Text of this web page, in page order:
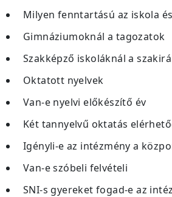
Milyen fenntartású az iskola
Gimnáziumoknál a tagozatok
Szakképző iskoláknál a
Oktatott nyelvek
Van-e nyelvi előkészítő év
Két tannyelvű oktatás
Igényli-e az intézmény a
Van-e szóbeli felvételi
SNI-s gyereket fogad-e az